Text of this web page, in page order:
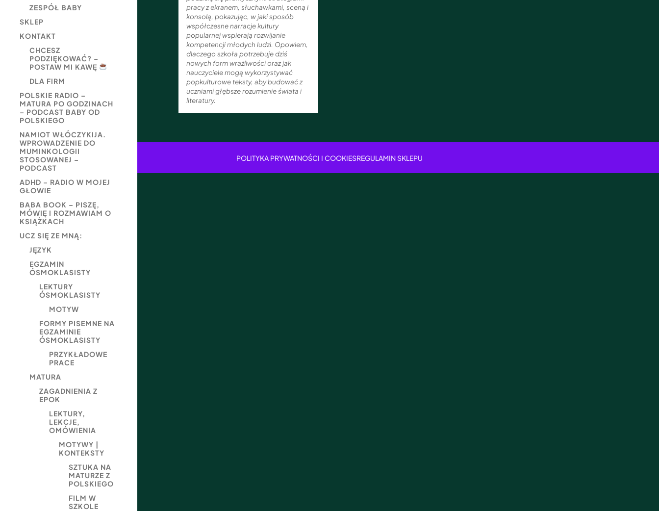
ZESPÓŁ BABY
SKLEP
KONTAKT
CHCESZ
PODZIĘKOWAĆ? –
POSTAW MI KAWĘ
DLA FIRM
POLSKIE RADIO –
MATURA PO GODZINACH
– PODCAST BABY OD
POLSKIEGO
NAMIOT WŁÓCZYKIJA.
WPROWADZENIE DO
MUMINKOLOGII
STOSOWANEJ –
PODCAST
ADHD – RADIO W MOJEJ
GŁOWIE
BABA BOOK – PISZĘ,
MÓWIĘ I ROZMAWIAM O
KSIĄŻKACH
UCZ SIĘ ZE MNĄ:
JĘZYK
EGZAMIN
ÓSMOKLASISTY
LEKTURY
ÓSMOKLASISTY
MOTYW
FORMY PISEMNE NA
EGZAMINIE
ÓSMOKLASISTY
PRZYKŁADOWE
PRACE
MATURA
ZAGADNIENIA Z
EPOK
LEKTURY,
LEKCJE,
OMÓWIENIA
MOTYWY |
KONTEKSTY
SZTUKA NA
MATURZE Z
POLSKIEGO
FILM W
SZKOLE
pracy z ekranem, słuchawkami, sceną i
konsolą, pokazując, w jaki sposób
współczesne narracje kultury
popularnej wspierają rozwijanie
kompetencji młodych ludzi. Opowiem,
dlaczego szkoła potrzebuje dziś
nowych form wrażliwości oraz jak
nauczyciele mogą wykorzystywać
popkulturowe teksty, aby budować z
uczniami głębsze rozumienie świata i
literatury.
POLITYKA PRYWATNOŚCI I COOKIESREGULAMIN SKLEPU